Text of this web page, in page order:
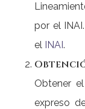
por el INAI.
el INAI.
Obtener
expreso